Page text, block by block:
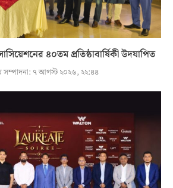
৪০তম প্রতিষ্ঠাবার্ষিকী উদযাপিত
সম্পাদনা: ৭ আগস্ট ২০২৬, ২২:৪৪